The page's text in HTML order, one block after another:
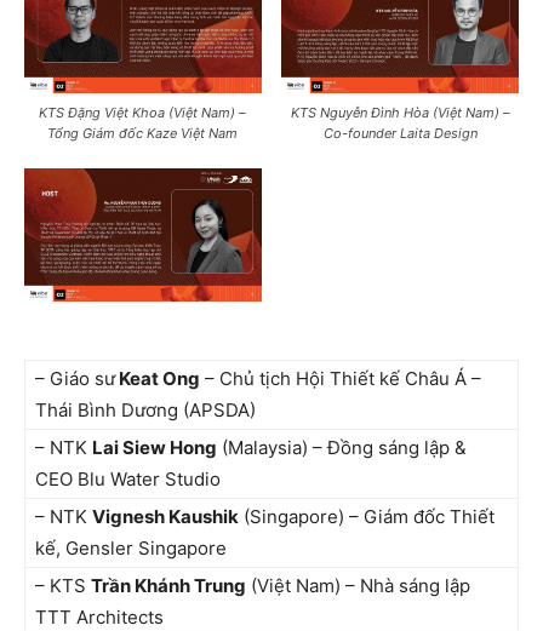
KTS Đặng Việt Khoa (Việt Nam) –
Tổng Giám đốc Kaze Việt Nam
KTS Nguyễn Đình Hòa (Việt Nam) –
Co-founder Laita Design
– Giáo sưKeat Ong – Chủ tịch Hội Thiết kế Châu Á –
Thái Bình Dương (APSDA)
– NTK Lai Siew Hong (Malaysia) – Đồng sáng lập &
CEO Blu Water Studio
– NTK Vignesh Kaushik (Singapore) – Giám đốc Thiết
kế, Gensler Singapore
– KTS Trần Khánh Trung (Việt Nam) – Nhà sáng lập
TTT Architects